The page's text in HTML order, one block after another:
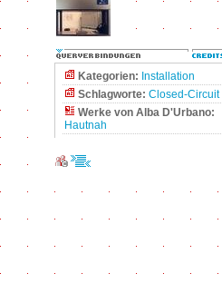
Kategorien: Installation
Schlagworte: Closed-Circuit|
Werke von Alba D'Urbano:
Hautnah